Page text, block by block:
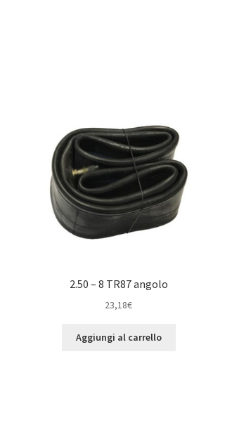
2.50 – 8 TR87 angolo
23,18€
Aggiungi al carrello